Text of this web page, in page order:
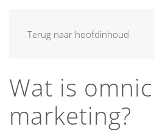
Terug naar hoofdinhoud
Wat is
marketing?